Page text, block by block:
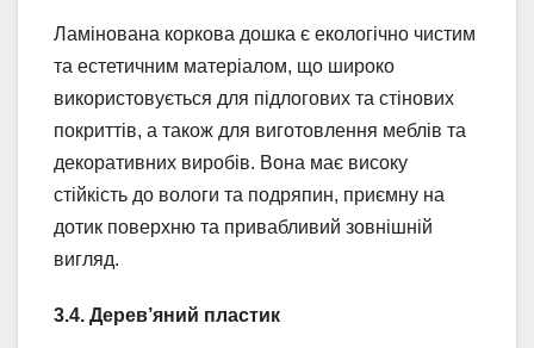
Ламінована коркова дошка є екологічно чистим
та естетичним матеріалом, що широко
використовується для підлогових та стінових
покриттів, а також для виготовлення меблів та
декоративних виробів. Вона має високу
стійкість до вологи та подряпин, приємну на
дотик поверхню та привабливий зовнішній
вигляд.
3.4. Дерев’яний пластик